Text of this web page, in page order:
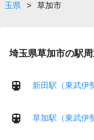
玉県
> 草加市
埼玉県草加市の駅
新田駅（東武伊
草加駅（東武伊